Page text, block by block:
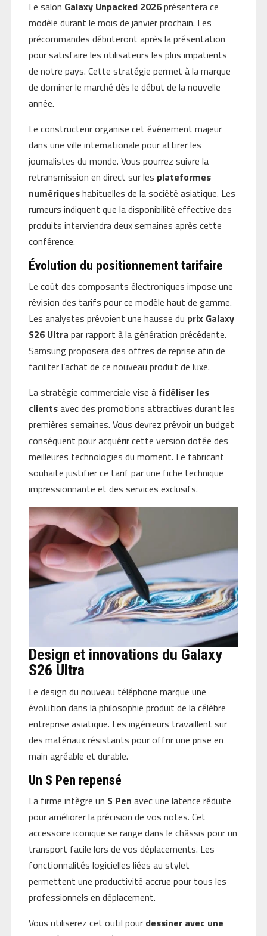
Le salon Galaxy Unpacked 2026présentera ce
modèle durant le mois de janvier prochain. Les
précommandes débuteront après la présentation
pour satisfaire les utilisateurs les plus impatients
de notre pays. Cette stratégie permet à la marque
de dominer le marché dès le début de la nouvelle
année.
Le constructeur organise cet événement majeur
dans une ville internationale pour attirer les
journalistes du monde. Vous pourrez suivre la
retransmission en direct sur les plateformes
numériqueshabituelles de la société asiatique. Les
rumeurs indiquent que la disponibilité effective des
produits interviendra deux semaines après cette
conférence.
Évolution du positionnement tarifaire
Le coût des composants électroniques impose une
révision des tarifs pour ce modèle haut de gamme.
Les analystes prévoient une hausse du prix Galaxy
S26 Ultra par rapport à la génération précédente.
Samsung proposera des offres de reprise afin de
faciliter l’achat de ce nouveau produit de luxe.
La stratégie commerciale vise à fidéliser les
clientsavec des promotions attractives durant les
premières semaines. Vous devrez prévoir un budget
conséquent pour acquérir cette version dotée des
meilleures technologies du moment. Le fabricant
souhaite justifier ce tarif par une fiche technique
impressionnante et des services exclusifs.
Design et innovations du Galaxy
S26 Ultra
Le design du nouveau téléphone marque une
évolution dans la philosophie produit de la célèbre
entreprise asiatique. Les ingénieurs travaillent sur
des matériaux résistants pour offrir une prise en
main agréable et durable.
Un S Pen repensé
La firme intègre un S Pen avec une latence réduite
pour améliorer la précision de vos notes. Cet
accessoire iconique se range dans le châssis pour un
transport facile lors de vos déplacements. Les
fonctionnalités logicielles liées au stylet
permettent une productivité accrue pour tous les
professionnels en déplacement.
Vous utiliserez cet outil pour dessiner avec une